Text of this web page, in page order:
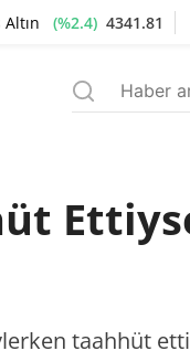
(%2.4) 4341.81
taahhüt